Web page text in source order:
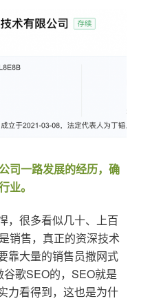
司一路发展的经历，确
业。
，很多看似几十、上百
销售，真正的资深技术
靠大量的销售员撒网式
谷歌SEO的，SEO就是
力看得到，这也是为什